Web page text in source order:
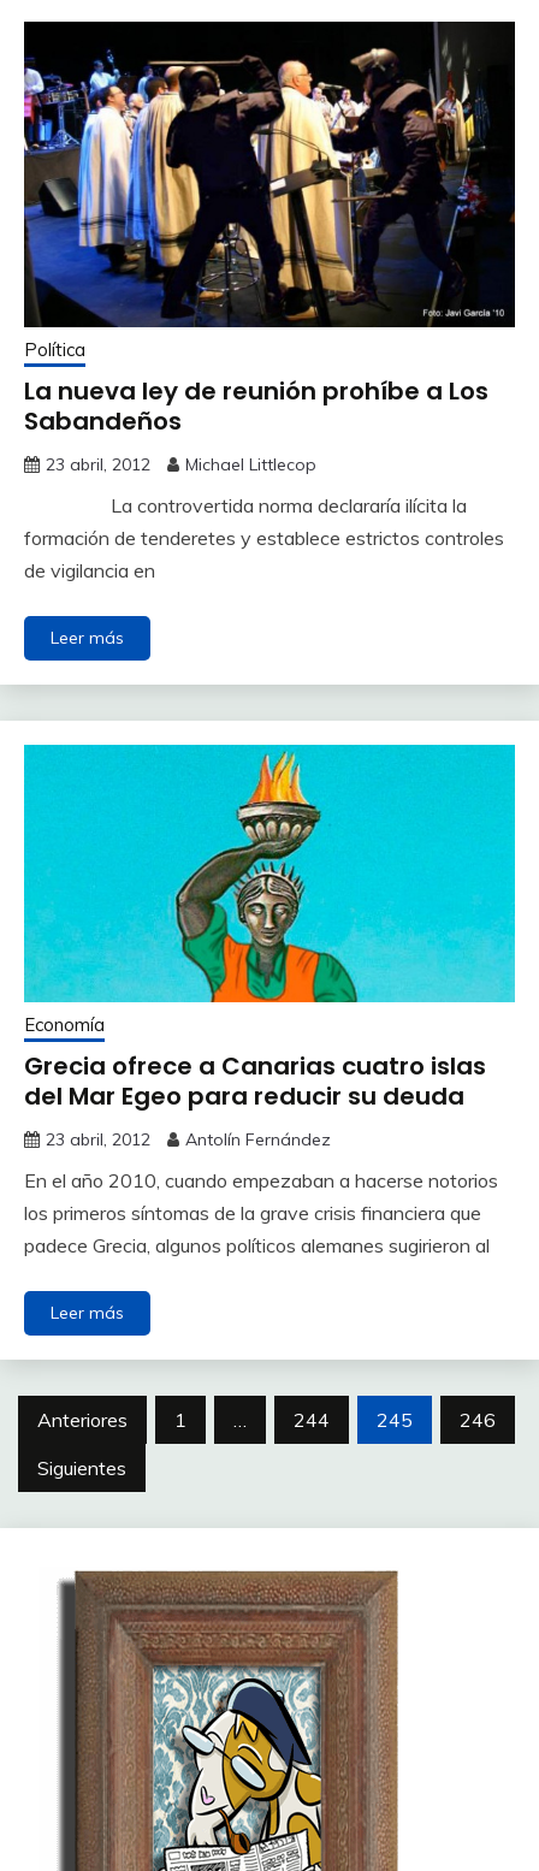
Política
La nueva ley de reunión prohíbe a Los
Sabandeños
23 abril, 2012 Michael Littlecop
La controvertida norma declararía ilícita la
formación de tenderetes y establece estrictos controles
de vigilancia en
Leer más
Economía
Grecia ofrece a Canarias cuatro islas
del Mar Egeo para reducir su deuda
23 abril, 2012 Antolín Fernández
En el año 2010, cuando empezaban a hacerse notorios
los primeros síntomas de la grave crisis financiera que
padece Grecia, algunos políticos alemanes sugirieron al
Leer más
Paginación
de
entradas
Anteriores 1 244 245
246
Siguientes